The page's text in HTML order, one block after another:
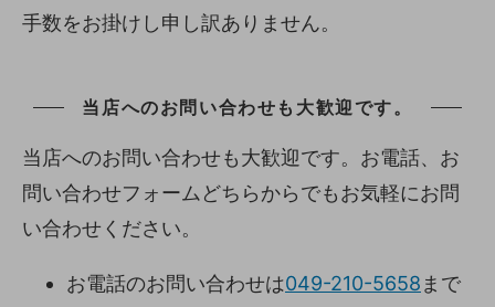
手数をお掛けし申し訳ありません。
当店へのお問い合わせも大歓迎です。
当店へのお問い合わせも大歓迎です。お電話、お
問い合わせフォームどちらからでもお気軽にお問
い合わせください。
お電話のお問い合わせは049-210-5658 まで